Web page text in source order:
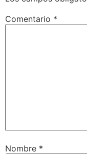
Comentario *
Nombre *